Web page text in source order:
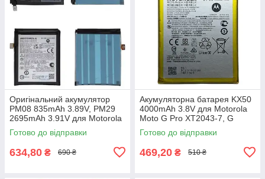
Оригінальний акумулятор
PM08 835mAh 3.89V, PM29
2695mAh 3.91V для Motorola
XT2321-3 Razr 40 Ultra
Готово до відправки
634,80 ₴ 690 ₴
Акумуляторна батарея KX50
4000mAh 3.8V для Motorola
Moto G Pro XT2043-7, G
Stylus XT2043, XT2115,
XT2115-1
Готово до відправки
469,20 ₴ 510 ₴